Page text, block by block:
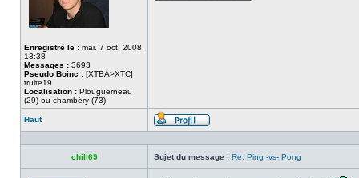
Enregistré le : mar. 7 oct. 2008,
13:38
Messages : 3693
Pseudo Boinc : [XTBA>XTC]
truite19
Localisation : Plouguerneau
(29) ou chambéry (73)
Haut
Profil
chili69 Sujet du message : Re: Ping -vs- Pong